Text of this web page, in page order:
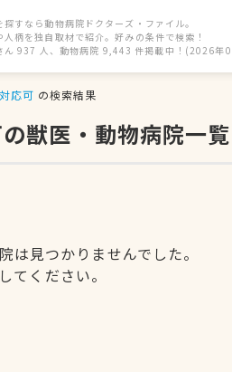
すなら動物病院ドクターズ・ファイル。
柄を独自取材で紹介。好みの条件で検索！
ん 937 人、動物病院 9,443 件掲載中！(2026年
応可 の検索結果
獣医・動物病院一覧
見つかりませんでした。
てください。